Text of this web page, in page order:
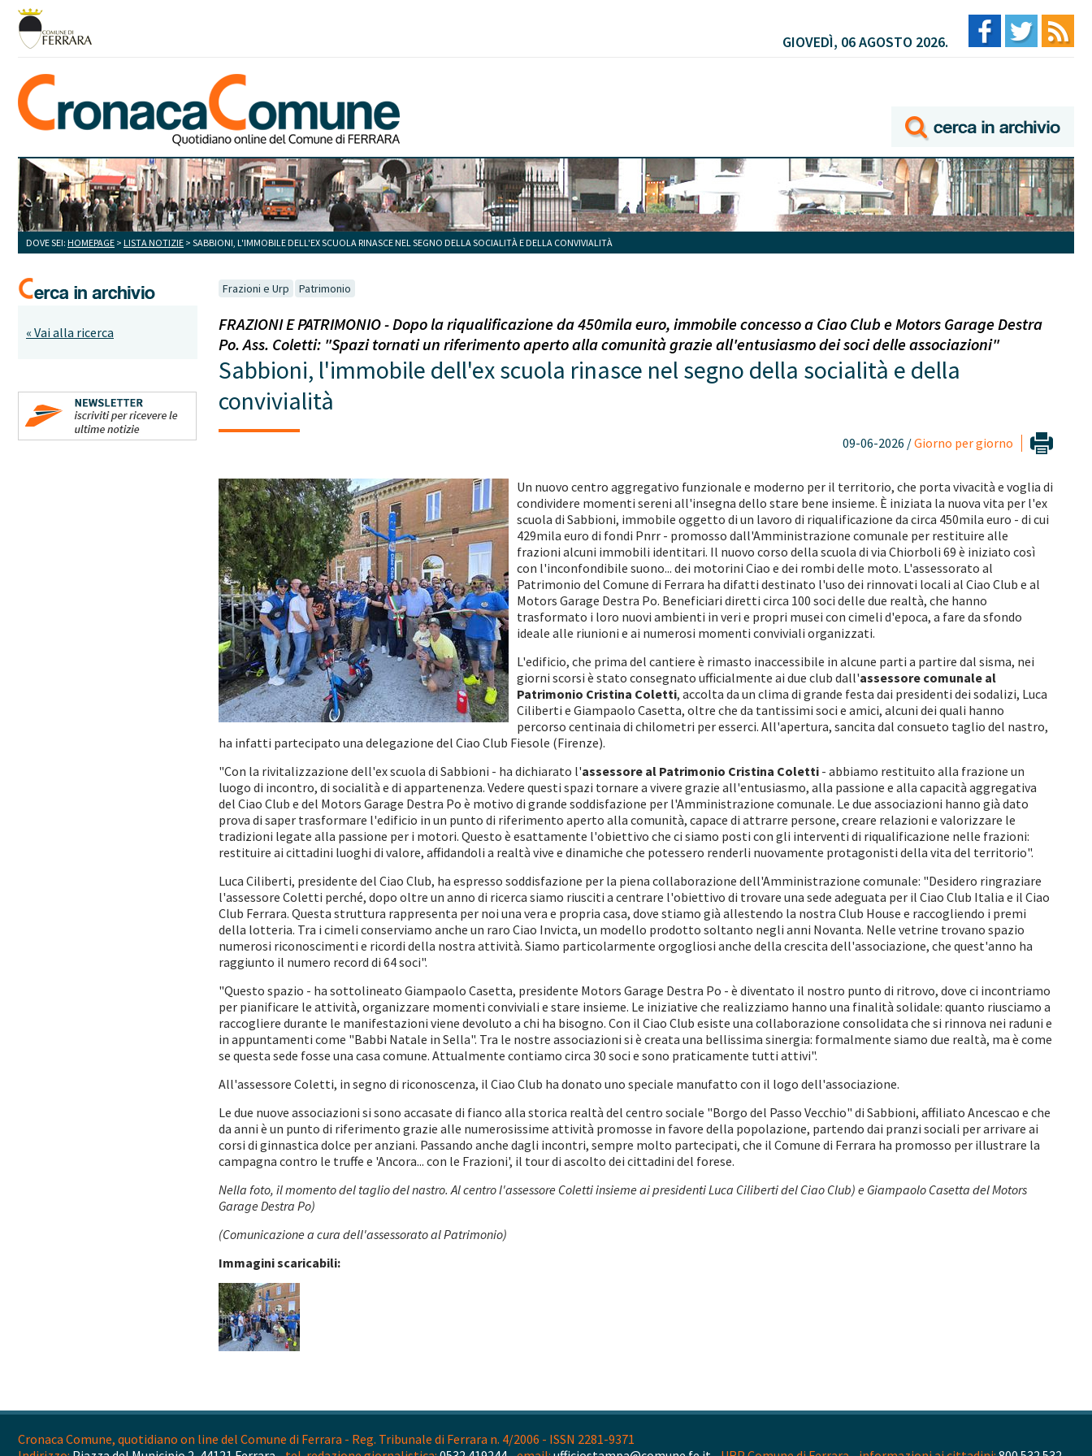
GIOVEDÌ, 06 AGOSTO 2026.
DOVE SEI: HOMEPAGE > LISTA NOTIZIE > SABBIONI, L'IMMOBILE DELL'EX SCUOLA RINASCE NEL SEGNO DELLA SOCIALITÀ E DELLA CONVIVIALITÀ
« Vai alla ricerca
Frazioni e Urp Patrimonio
FRAZIONI E PATRIMONIO - Dopo la riqualificazione da 450mila euro, immobile concesso a Ciao Club e Motors Garage Destra
Po. Ass. Coletti: "Spazi tornati un riferimento aperto alla comunità grazie all'entusiasmo dei soci delle associazioni"
Sabbioni, l'immobile dell'ex scuola rinasce nel segno della socialità e della
convivialità
09-06-2026 /Giorno per giorno
Un nuovo centro aggregativo funzionale e moderno per il territorio, che porta vivacità e voglia di
condividere momenti sereni all'insegna dello stare bene insieme. È iniziata la nuova vita per l'ex
scuola di Sabbioni, immobile oggetto di un lavoro di riqualificazione da circa 450mila euro - di cui
429mila euro di fondi Pnrr - promosso dall'Amministrazione comunale per restituire alle
frazioni alcuni immobili identitari. Il nuovo corso della scuola di via Chiorboli 69 è iniziato così
con l'inconfondibile suono... dei motorini Ciao e dei rombi delle moto. L'assessorato al
Patrimonio del Comune di Ferrara ha difatti destinato l'uso dei rinnovati locali al Ciao Club e al
Motors Garage Destra Po. Beneficiari diretti circa 100 soci delle due realtà, che hanno
trasformato i loro nuovi ambienti in veri e propri musei con cimeli d'epoca, a fare da sfondo
ideale alle riunioni e ai numerosi momenti conviviali organizzati.
L'edificio, che prima del cantiere è rimasto inaccessibile in alcune parti a partire dal sisma, nei
giorni scorsi è stato consegnato ufficialmente ai due club dall'assessore comunale al
Patrimonio Cristina Coletti, accolta da un clima di grande festa dai presidenti dei sodalizi, Luca
Ciliberti e Giampaolo Casetta, oltre che da tantissimi soci e amici, alcuni dei quali hanno
percorso centinaia di chilometri per esserci. All'apertura, sancita dal consueto taglio del nastro,
ha infatti partecipato una delegazione del Ciao Club Fiesole (Firenze).
"Con la rivitalizzazione dell'ex scuola di Sabbioni - ha dichiarato l'assessore al Patrimonio Cristina Coletti - abbiamo restituito alla frazione un
luogo di incontro, di socialità e di appartenenza. Vedere questi spazi tornare a vivere grazie all'entusiasmo, alla passione e alla capacità aggregativa
del Ciao Club e del Motors Garage Destra Po è motivo di grande soddisfazione per l'Amministrazione comunale. Le due associazioni hanno già dato
prova di saper trasformare l'edificio in un punto di riferimento aperto alla comunità, capace di attrarre persone, creare relazioni e valorizzare le
tradizioni legate alla passione per i motori. Questo è esattamente l'obiettivo che ci siamo posti con gli interventi di riqualificazione nelle frazioni:
restituire ai cittadini luoghi di valore, affidandoli a realtà vive e dinamiche che potessero renderli nuovamente protagonisti della vita del territorio".
Luca Ciliberti, presidente del Ciao Club, ha espresso soddisfazione per la piena collaborazione dell'Amministrazione comunale: "Desidero ringraziare
l'assessore Coletti perché, dopo oltre un anno di ricerca siamo riusciti a centrare l'obiettivo di trovare una sede adeguata per il Ciao Club Italia e il Ciao
Club Ferrara. Questa struttura rappresenta per noi una vera e propria casa, dove stiamo già allestendo la nostra Club House e raccogliendo i premi
della lotteria. Tra i cimeli conserviamo anche un raro Ciao Invicta, un modello prodotto soltanto negli anni Novanta. Nelle vetrine trovano spazio
numerosi riconoscimenti e ricordi della nostra attività. Siamo particolarmente orgogliosi anche della crescita dell'associazione, che quest'anno ha
raggiunto il numero record di 64 soci".
"Questo spazio - ha sottolineato Giampaolo Casetta, presidente Motors Garage Destra Po - è diventato il nostro punto di ritrovo, dove ci incontriamo
per pianificare le attività, organizzare momenti conviviali e stare insieme. Le iniziative che realizziamo hanno una finalità solidale: quanto riusciamo a
raccogliere durante le manifestazioni viene devoluto a chi ha bisogno. Con il Ciao Club esiste una collaborazione consolidata che si rinnova nei raduni e
in appuntamenti come "Babbi Natale in Sella". Tra le nostre associazioni si è creata una bellissima sinergia: formalmente siamo due realtà, ma è come
se questa sede fosse una casa comune. Attualmente contiamo circa 30 soci e sono praticamente tutti attivi".
All'assessore Coletti, in segno di riconoscenza, il Ciao Club ha donato uno speciale manufatto con il logo dell'associazione.
Le due nuove associazioni si sono accasate di fianco alla storica realtà del centro sociale "Borgo del Passo Vecchio" di Sabbioni, affiliato Ancescao e che
da anni è un punto di riferimento grazie alle numerosissime attività promosse in favore della popolazione, partendo dai pranzi sociali per arrivare ai
corsi di ginnastica dolce per anziani. Passando anche dagli incontri, sempre molto partecipati, che il Comune di Ferrara ha promosso per illustrare la
campagna contro le truffe e 'Ancora... con le Frazioni', il tour di ascolto dei cittadini del forese.
Nella foto, il momento del taglio del nastro. Al centro l'assessore Coletti insieme ai presidenti Luca Ciliberti del Ciao Club) e Giampaolo Casetta del Motors
Garage Destra Po)
(Comunicazione a cura dell'assessorato al Patrimonio)
Immagini scaricabili:
Cronaca Comune, quotidiano on line del Comune di Ferrara - Reg. Tribunale di Ferrara n. 4/2006 - ISSN 2281-9371